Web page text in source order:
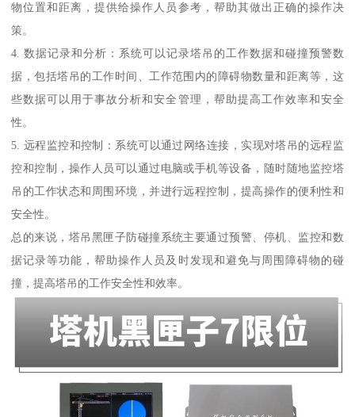
物位置和距离，提供给操作人员参考，帮助其做出正确的操作决
策。
4. 数据记录和分析：系统可以记录塔吊的工作数据和碰撞预警数
据，包括塔吊的工作时间、工作范围内的障碍物数量和距离等，这
些数据可以用于事故分析和安全管理，帮助提高工作效率和安全
性。
5. 远程监控和控制：系统可以通过网络连接，实现对塔吊的远程监
控和控制，操作人员可以通过电脑或手机等设备，随时随地监控塔
吊的工作状态和周围环境，并进行远程控制，提高操作的便利性和
安全性。
总的来说，塔吊黑匣子防碰撞系统主要通过预警、停机、监控和数
据记录等功能，帮助操作人员及时发现和避免与周围障碍物的碰
撞，提高塔吊的工作安全性和效率。